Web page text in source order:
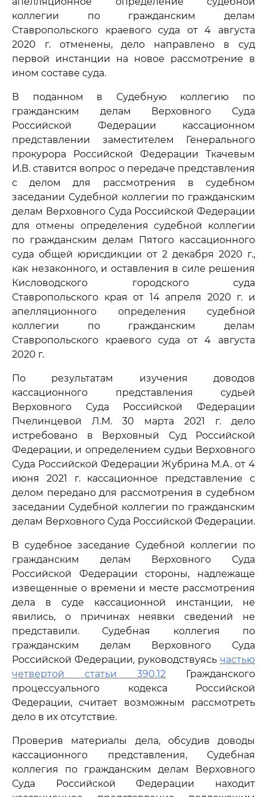
коллегии по гражданским делам
Ставропольского краевого суда от 4 августа
2020 г. отменены, дело направлено в суд
первой инстанции на новое рассмотрение в
ином составе суда.
В поданном в Судебную коллегию по
гражданским делам Верховного Суда
Российской Федерации кассационном
представлении заместителем Генерального
прокурора Российской Федерации Ткачевым
И.В. ставится вопрос о передаче представления
с делом для рассмотрения в судебном
заседании Судебной коллегии по гражданским
делам Верховного Суда Российской Федерации
для отмены определения судебной коллегии
по гражданским делам Пятого кассационного
суда общей юрисдикции от 2 декабря 2020 г.,
как незаконного, и оставления в силе решения
Кисловодского городского суда
Ставропольского края от 14 апреля 2020 г. и
апелляционного определения судебной
коллегии по гражданским делам
Ставропольского краевого суда от 4 августа
2020 г.
По результатам изучения доводов
кассационного представления судьей
Верховного Суда Российской Федерации
Пчелинцевой Л.М. 30 марта 2021 г. дело
истребовано в Верховный Суд Российской
Федерации, и определением судьи Верховного
Суда Российской Федерации Жубрина М.А. от 4
июня 2021 г. кассационное представление с
делом передано для рассмотрения в судебном
заседании Судебной коллегии по гражданским
делам Верховного Суда Российской Федерации.
В судебное заседание Судебной коллегии по
гражданским делам Верховного Суда
Российской Федерации стороны, надлежаще
извещенные о времени и месте рассмотрения
дела в суде кассационной инстанции, не
явились, о причинах неявки сведений не
представили. Судебная коллегия по
гражданским делам Верховного Суда
Российской Федерации, руководствуясь частью
четвертой статьи 390.12 Гражданского
процессуального кодекса Российской
Федерации, считает возможным рассмотреть
дело в их отсутствие.
Проверив материалы дела, обсудив доводы
кассационного представления, Судебная
коллегия по гражданским делам Верховного
Суда Российской Федерации находит